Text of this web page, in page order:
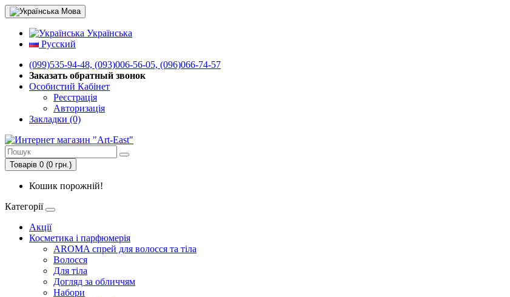
Мова
Українська
Русский
(099)535-94-48, (093)006-56-05, (096)066-74-57
Заказать обратный звонок
Особистий Кабінет
Реєстрація
Авторизація
Закладки (0)
Товарів 0 (0 грн.)
Кошик порожній!
Категорії
Акції
Косметика і парфюмерія
AROMA спрей для волосся та тіла
Волосся
Для тіла
Догляд за обличчям
Набори